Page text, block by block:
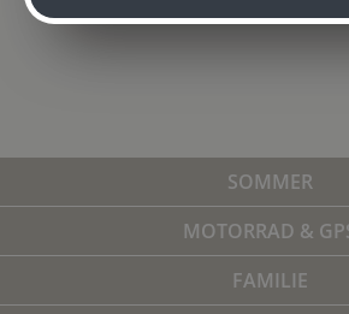
SOMMER
MOTORRAD &
FAMILIE